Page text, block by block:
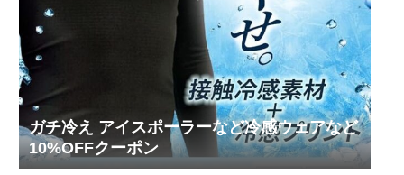
ガチ冷え アイスポーラーなど冷感ウェアなど
10%OFFクーポン